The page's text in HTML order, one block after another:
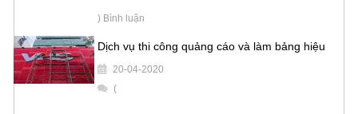
) Bình luận
Dịch vụ thi công quảng cáo và làm bảng hiệu
20-04-2020
(